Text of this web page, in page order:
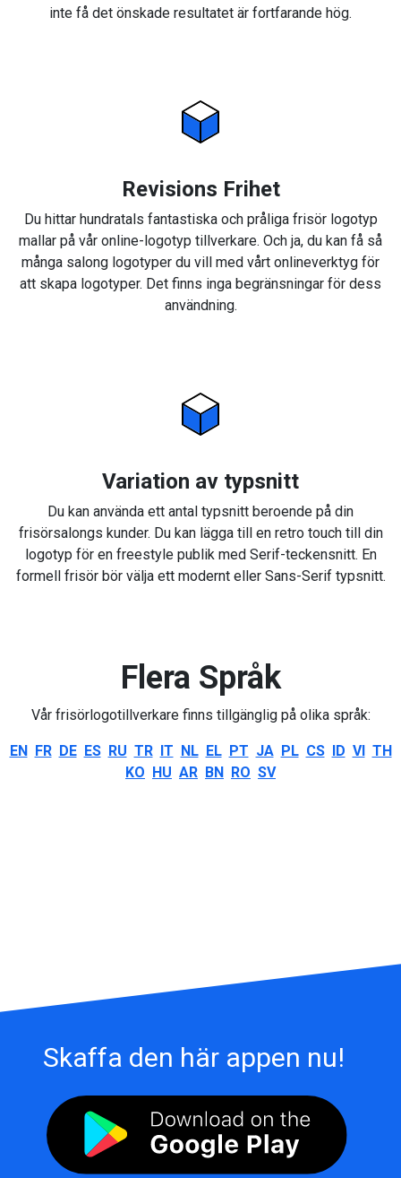
inte få det önskade resultatet är fortfarande hög.
Revisions Frihet
Du hittar hundratals fantastiska och pråliga frisör logotyp
mallar på vår online-logotyp tillverkare. Och ja, du kan få så
många salong logotyper du vill med vårt onlineverktyg för
att skapa logotyper. Det finns inga begränsningar för dess
användning.
Variation av typsnitt
Du kan använda ett antal typsnitt beroende på din
frisörsalongs kunder. Du kan lägga till en retro touch till din
logotyp för en freestyle publik med Serif-teckensnitt. En
formell frisör bör välja ett modernt eller Sans-Serif typsnitt.
Flera Språk
Vår frisörlogotillverkare finns tillgänglig på olika språk:
EN FR DE ES RU TR IT NL EL PT JA PL CS ID VI TH
KO HU AR BN RO SV
Skaffa den här appen nu!